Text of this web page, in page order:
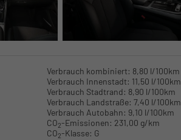
Verbrauch kombiniert: 8,80 l/100km
Verbrauch Innenstadt: 11,50 l/100km
Verbrauch Stadtrand: 8,90 l/100km
Verbrauch Landstraße: 7,40 l/100km
Verbrauch Autobahn: 9,10 l/100km
CO2-Emissionen: 231,00 g/km
CO2-Klasse: G